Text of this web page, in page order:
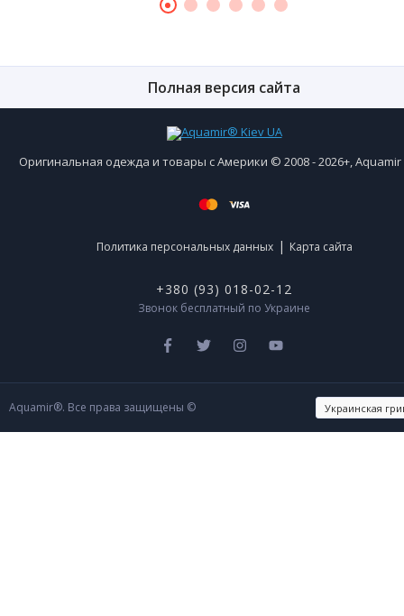
Полная версия сайта
Оригинальная одежда и товары с Америки © 2008 - 2026+,
Политика персональных данных | Карта сайта
+380 (93) 018-02-12
Звонок бесплатный по Украине
Aquamir®. Все права защищены ©